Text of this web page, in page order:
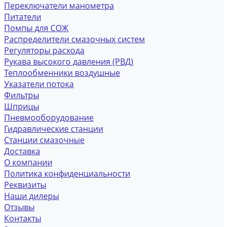
Переключатели манометра
Питатели
Помпы для СОЖ
Распределители смазочных систем
Регуляторы расхода
Рукава высокого давления (РВД)
Теплообменники воздушные
Указатели потока
Фильтры
Шприцы
Пневмооборудование
Гидравлические станции
Станции смазочные
Доставка
О компании
Политика конфиденциальности
Реквизиты
Наши дилеры
Отзывы
Контакты